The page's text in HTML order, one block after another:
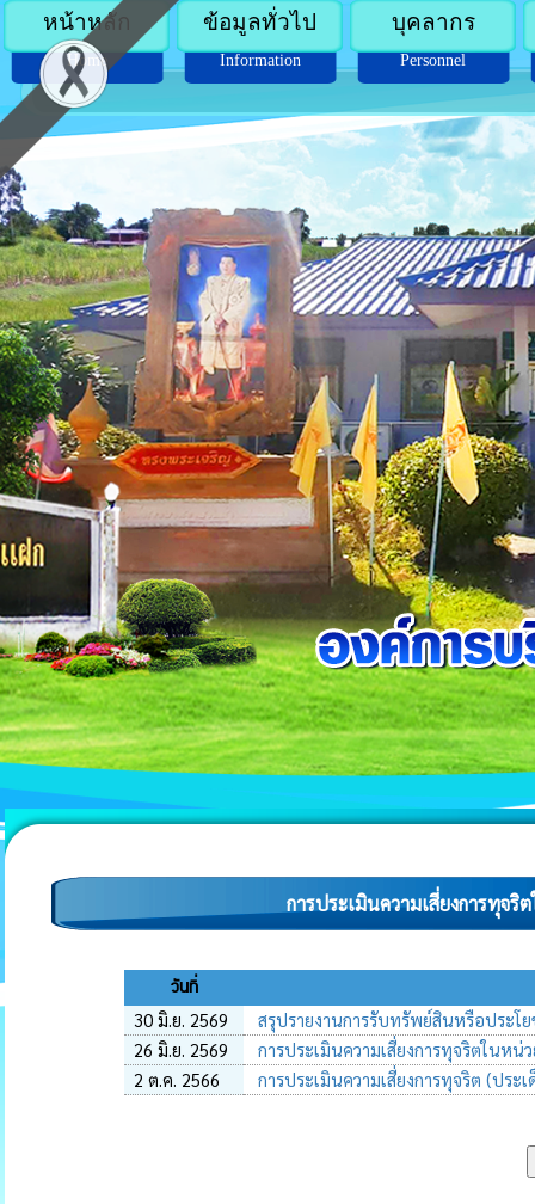
หน้าหลัก
Home
ข้อมูลทั่วไป
Information
บุคลากร
Personnel
การประเมินความเสี่ยงการทุจ
วันที่
30 มิ.ย. 2569
สรุปรายงานการรับทรัพย์สินหรือประ
26 มิ.ย. 2569
การประเมินความเสี่ยงการทุจริตในห
2 ต.ค. 2566
การประเมินความเสี่ยงการทุจริต (ปร